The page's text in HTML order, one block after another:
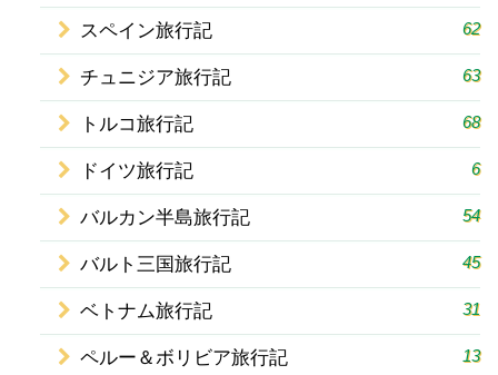
スペイン旅行記 62
チュニジア旅行記 63
トルコ旅行記 68
ドイツ旅行記 6
バルカン半島旅行記 54
バルト三国旅行記 45
ベトナム旅行記 31
ペルー＆ボリビア旅行記 13